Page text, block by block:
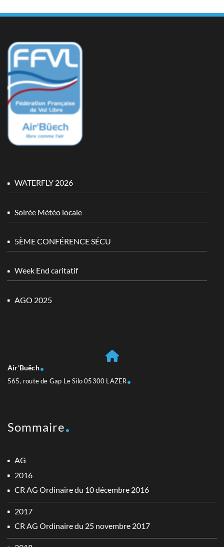
WATERFLY 2026
Soirée Météo locale
5ÈME CONFÉRENCE SÉCU
Week End caritatif
AGO 2025
Air'Buëch
565, route de Gap Le Silo 05300 LAZER
Sommaire
AG
2016
CR AG Ordinaire du 10 décembre 2016
2017
CR AG Ordinaire du 25 novembre 2017